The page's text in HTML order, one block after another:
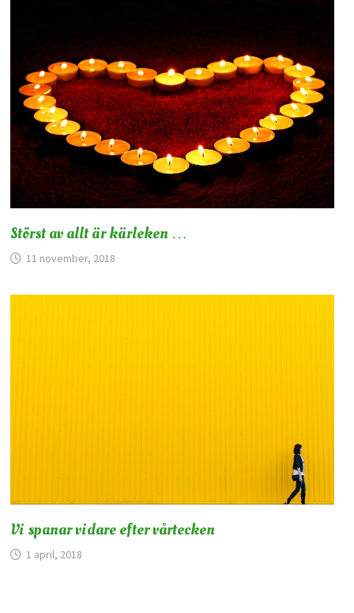
Störst av allt är kärleken …
11 november, 2018
Vi spanar vidare efter vårtecken
1 april, 2018